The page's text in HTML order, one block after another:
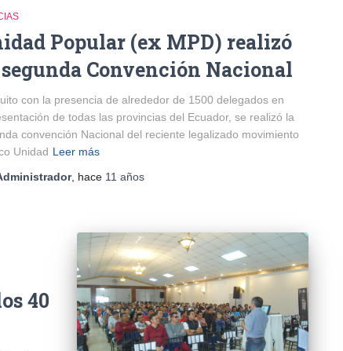
Popular (ex MPD) realizó
Convención Nacional
con la presencia de alrededor de 1500 delegados en
de todas las provincias del Ecuador, se realizó la
convención Nacional del reciente legalizado movimiento
Unidad Leer más
, hace 11 años
40